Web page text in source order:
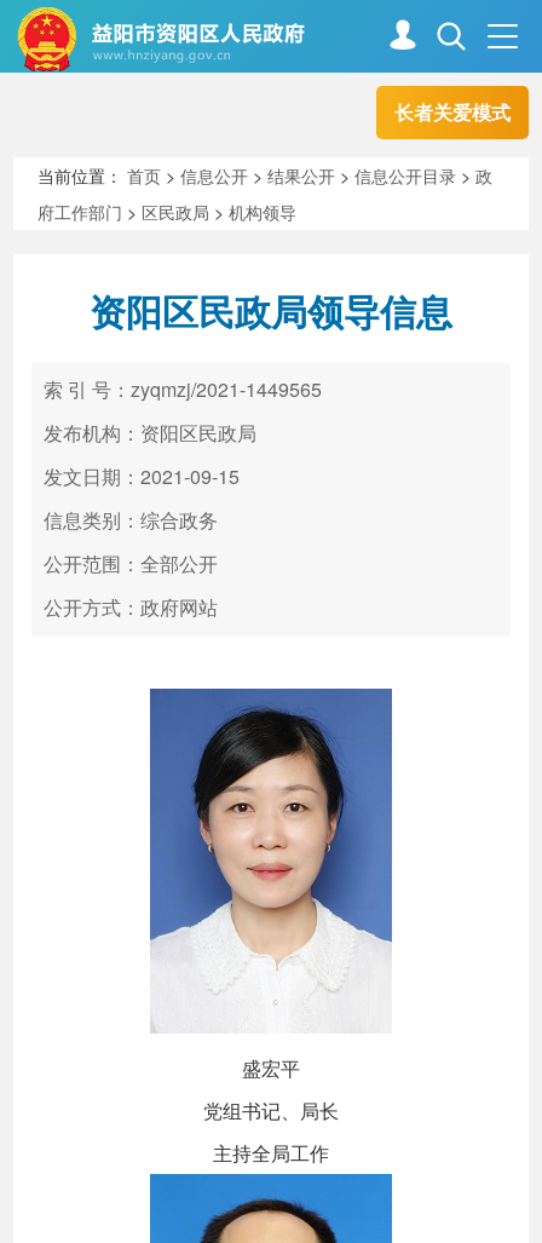
长者关爱模式
走进资阳
新闻中心 解读回应
政务服务
高效办成一件事
当前位置：首页 >信息公开 >结果公开 >信息公开目录 >政
府工作部门 > 区民政局 >机构领导
资阳区民政局领导信息
索 引 号：zyqmzj/2021-1449565
发布机构：资阳区民政局
发文日期：2021-09-15
信息类别：综合政务
公开范围：全部公开
公开方式：政府网站
盛宏平
党组书记、局长
主持全局工作